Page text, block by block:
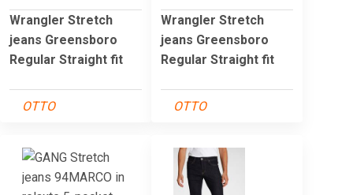
Wrangler Stretch
jeans Greensboro
Regular Straight fit
OTTO
Wrangler Stretch
jeans Greensboro
Regular Straight fit
OTTO